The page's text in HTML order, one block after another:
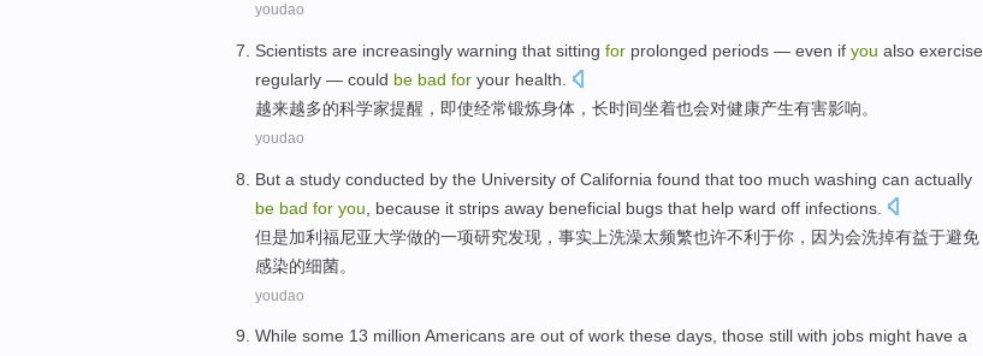
youdao
Scientists are increasingly warning that sitting for prolonged periods — even if you also exercise
regularly — could be bad for your health
越来越多的科学家提醒 ， 即使经常锻炼身体 ， 长时间坐着也会对健康产生有害影响。
youdao
But a study conducted by the University of California found that too much washing can actually
be bad for you because it strips away beneficial bugs that help ward off infections
但是加利福尼亚大学做的一项研究发现 ， 事实上洗澡太频繁也许不利于你 ， 因为会洗掉有益于避免
感染的细菌。
youdao
While some 13 million Americans are out of work these days, those still with jobs might have a